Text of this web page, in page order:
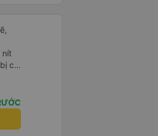
nít
cả